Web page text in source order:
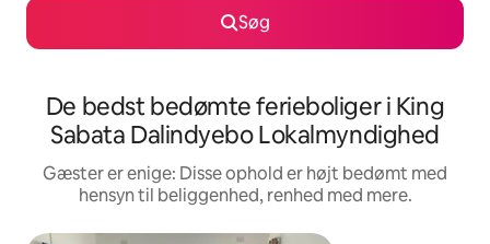
Søg
De bedst bedømte ferieboliger i King
Sabata Dalindyebo Lokalmyndighed
Gæster er enige: Disse ophold er højt bedømt med
hensyn til beliggenhed, renhed med mere.